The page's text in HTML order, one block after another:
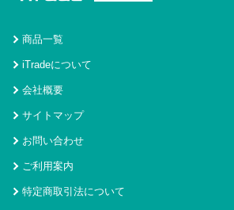
商品一覧
iTradeについて
会社概要
サイトマップ
お問い合わせ
ご利用案内
特定商取引法について